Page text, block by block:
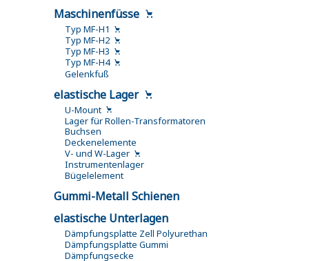
Maschinenfüsse
Typ MF-H1
Typ MF-H2
Typ MF-H3
Typ MF-H4
Gelenkfuß
elastische Lager
U-Mount
Lager für Rollen-Transformatoren
Buchsen
Deckenelemente
V- und W-Lager
Instrumentenlager
Bügelelement
Gummi-Metall Schienen
elastische Unterlagen
Dämpfungsplatte Zell Polyurethan
Dämpfungsplatte Gummi
Dämpfungsecke